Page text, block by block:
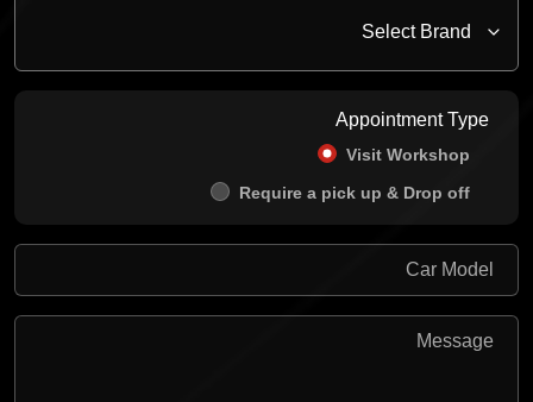
Appointment Type
Visit Workshop
Require a pick up & Drop off